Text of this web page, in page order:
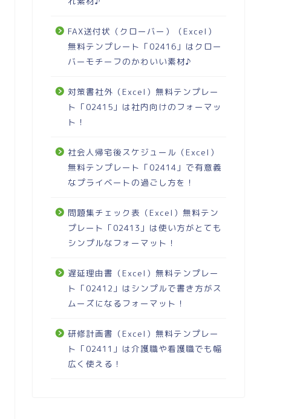
FAX送付状（クローバー）（Excel）
無料テンプレート「02416」はクロー
バーモチーフのかわいい素材♪
対策書社外（Excel）無料テンプレー
ト「02415」は社内向けのフォーマッ
ト！
社会人帰宅後スケジュール（Excel）
無料テンプレート「02414」で有意義
なプライベートの過ごし方を！
問題集チェック表（Excel）無料テン
プレート「02413」は使い方がとても
シンプルなフォーマット！
遅延理由書（Excel）無料テンプレー
ト「02412」はシンプルで書き方がス
ムーズになるフォーマット！
研修計画書（Excel）無料テンプレー
ト「02411」は介護職や看護職でも幅
広く使える！